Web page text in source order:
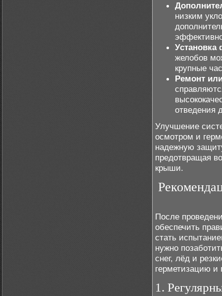
низким
Установка
желобов
крупные
Ремонт
отведения
Улучшение
осмотром и
надежную
предотвращая
крыши.
После
обеспечить
стать
нужно
снег, лёд и
герметизацию и
1.